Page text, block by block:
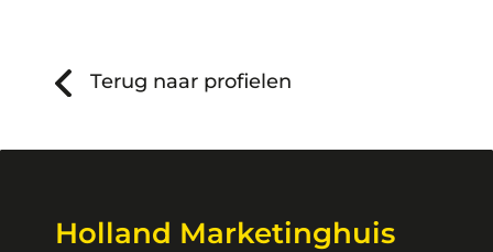
Terug naar profielen
Holland Marketinghuis